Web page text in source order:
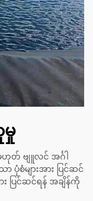
ဟုတ် ဗျူလင် အင်္ဂါ
ာ ပုံစံများအား ပြင်ဆင်
ပြင်ဆင်ရန် အချိန်ကို